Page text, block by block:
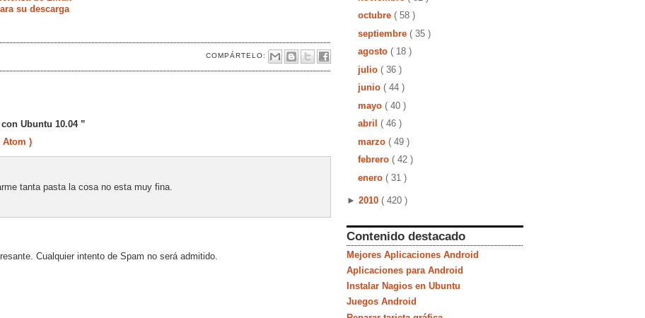
su descarga
COMPÁRTELO:
Ubuntu 10.04 ”
Atom )
tanta pasta la cosa no esta muy fina.
Cualquier intento de Spam no será admitido.
octubre ( 58 )
septiembre ( 35 )
agosto ( 18 )
julio ( 36 )
junio ( 44 )
mayo ( 40 )
abril ( 46 )
marzo ( 49 )
febrero ( 42 )
enero ( 31 )
► 2010 ( 420 )
Contenido destacado
Mejores Aplicaciones Android
Aplicaciones para Android
Instalar Nagios en Ubuntu
Juegos Android